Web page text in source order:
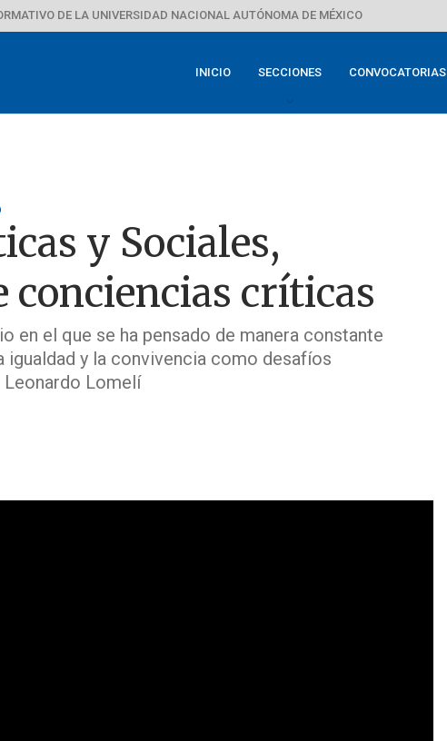
DE LA UNIVERSIDAD NACIONAL AUTÓNOMA DE MÉXICO
INICIO SECCIONES CONVOCATORIAS
y Sociales,
conciencias críticas
en el que se ha pensado de manera constante
igualdad y la convivencia como desafíos
Leonardo Lomelí